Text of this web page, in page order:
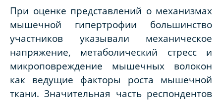
При оценке представлений о механизмах
мышечной гипертрофии большинство
участников указывали механическое
напряжение, метаболический стресс и
микроповреждение мышечных волокон
как ведущие факторы роста мышечной
ткани. Значительная часть респондентов